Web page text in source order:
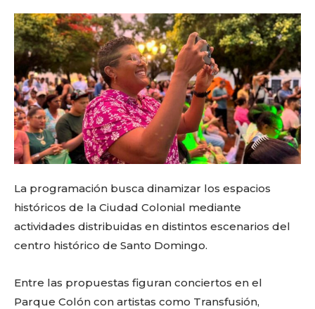
La programación busca dinamizar los espacios
históricos de la Ciudad Colonial mediante
actividades distribuidas en distintos escenarios del
centro histórico de Santo Domingo.
Entre las propuestas figuran conciertos en el
Parque Colón con artistas como Transfusión,